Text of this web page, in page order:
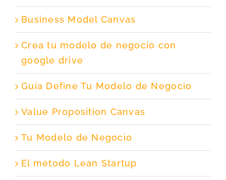
Business Model Canvas
Crea tu modelo de negocio con
google drive
Guía Define Tu Modelo de Negocio
Value Proposition Canvas
Tu Modelo de Negocio
El método Lean Startup